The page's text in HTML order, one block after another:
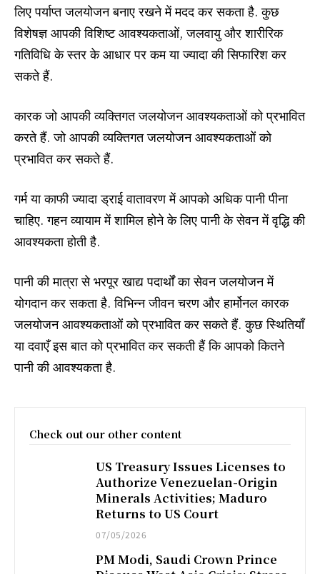
लिए पर्याप्त जलयोजन बनाए रखने में मदद कर सकता है. कुछ
विशेषज्ञ आपकी विशिष्ट आवश्यकताओं, जलवायु और शारीरिक
गतिविधि के स्तर के आधार पर कम या ज्यादा की सिफारिश कर
सकते हैं.
कारक जो आपकी व्यक्तिगत जलयोजन आवश्यकताओं को प्रभावित
करते हैं. जो आपकी व्यक्तिगत जलयोजन आवश्यकताओं को
प्रभावित कर सकते हैं.
गर्म या काफी ज्यादा ड्राई वातावरण में आपको अधिक पानी पीना
चाहिए. गहन व्यायाम में शामिल होने के लिए पानी के सेवन में वृद्धि की
आवश्यकता होती है.
पानी की मात्रा से भरपूर खाद्य पदार्थों का सेवन जलयोजन में
योगदान कर सकता है. विभिन्न जीवन चरण और हार्मोनल कारक
जलयोजन आवश्यकताओं को प्रभावित कर सकते हैं. कुछ स्थितियाँ
या दवाएँ इस बात को प्रभावित कर सकती हैं कि आपको कितने
पानी की आवश्यकता है.
Check out our other content
US Treasury Issues Licenses to
Authorize Venezuelan-Origin
Minerals Activities; Maduro
Returns to US Court
07/05/2026
PM Modi, Saudi Crown Prince